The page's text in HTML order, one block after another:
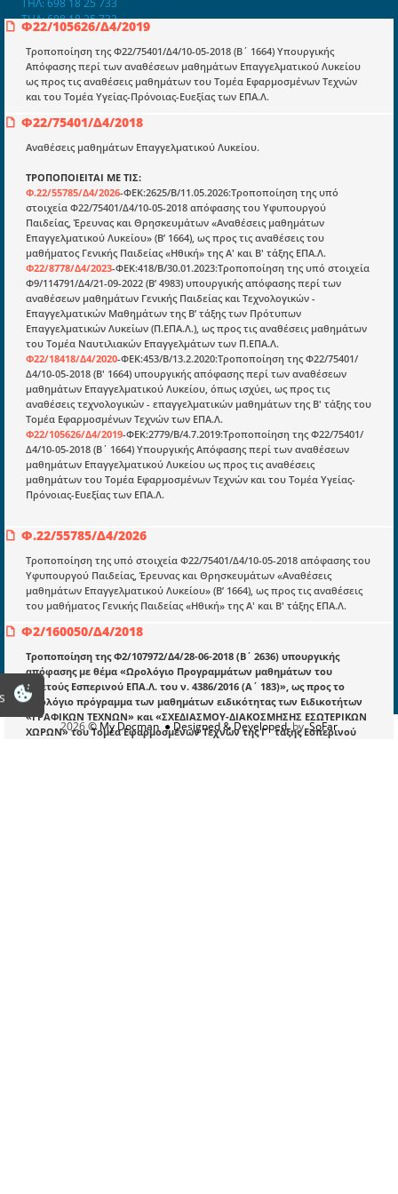
Φ22/105626/Δ4/2019
Τροποποίηση της Φ22/75401/Δ4/10-05-2018 (Β΄ 1664) Υπουργικής
Απόφασης περί των αναθέσεων μαθημάτων Επαγγελματικού Λυκείου
ως προς τις αναθέσεις μαθημάτων του Τομέα Εφαρμοσμένων Τεχνών
και του Τομέα Υγείας-Πρόνοιας-Ευεξίας των ΕΠΑ.Λ.
Φ22/75401/Δ4/2018
Αναθέσεις μαθημάτων Επαγγελματικού Λυκείου.
ΤΡΟΠΟΠΟΙΕΙΤΑΙ ΜΕ ΤΙΣ:
Φ.22/55785/Δ4/2026-ΦΕΚ:2625/Β/11.05.2026:Τροποποίηση της υπό
στοιχεία Φ22/75401/Δ4/10-05-2018 απόφασης του Υφυπουργού
Παιδείας, Έρευνας και Θρησκευμάτων «Αναθέσεις μαθημάτων
Επαγγελματικού Λυκείου» (Β’ 1664), ως προς τις αναθέσεις του
μαθήματος Γενικής Παιδείας «Ηθική» της Α' και Β' τάξης ΕΠΑ.Λ.
Φ22/8778/Δ4/2023-ΦΕΚ:418/Β/30.01.2023:Τροποποίηση της υπό στοιχεία
Φ9/114791/Δ4/21-09-2022 (Β’ 4983) υπουργικής απόφασης περί των
αναθέσεων μαθημάτων Γενικής Παιδείας και Τεχνολογικών -
Επαγγελματικών Μαθημάτων της Β’ τάξης των Πρότυπων
Επαγγελματικών Λυκείων (Π.ΕΠΑ.Λ.), ως προς τις αναθέσεις μαθημάτων
του Τομέα Ναυτιλιακών Επαγγελμάτων των Π.ΕΠΑ.Λ.
Φ22/18418/Δ4/2020-ΦΕΚ:453/Β/13.2.2020:Τροποποίηση της Φ22/75401/
Δ4/10-05-2018 (Β' 1664) υπουργικής απόφασης περί των αναθέσεων
μαθημάτων Επαγγελματικού Λυκείου, όπως ισχύει, ως προς τις
αναθέσεις τεχνολογικών - επαγγελματικών μαθημάτων της Β' τάξης του
Τομέα Εφαρμοσμένων Τεχνών των ΕΠΑ.Λ.
Φ22/105626/Δ4/2019-ΦΕΚ:2779/Β/4.7.2019:Τροποποίηση της Φ22/75401/
Δ4/10-05-2018 (Β΄ 1664) Υπουργικής Απόφασης περί των αναθέσεων
μαθημάτων Επαγγελματικού Λυκείου ως προς τις αναθέσεις
μαθημάτων του Τομέα Εφαρμοσμένων Τεχνών και του Τομέα Υγείας-
Πρόνοιας-Ευεξίας των ΕΠΑ.Λ.
Φ.22/55785/Δ4/2026
Τροποποίηση της υπό στοιχεία Φ22/75401/Δ4/10-05-2018 απόφασης του
Υφυπουργού Παιδείας, Έρευνας και Θρησκευμάτων «Αναθέσεις
μαθημάτων Επαγγελματικού Λυκείου» (Β’ 1664), ως προς τις αναθέσεις
του μαθήματος Γενικής Παιδείας «Ηθική» της Α' και Β' τάξης ΕΠΑ.Λ.
Φ2/160050/Δ4/2018
Τροποποίηση της Φ2/107972/Δ4/28-06-2018 (Β΄ 2636) υπουργικής
απόφασης με θέμα «Ωρολόγιο Προγραμμάτων μαθημάτων του
τριετούς Εσπερινού ΕΠΑ.Λ. του ν. 4386/2016 (Α΄ 183)», ως προς το
ωρολόγιο πρόγραμμα των μαθημάτων ειδικότητας των Ειδικοτήτων
«ΓΡΑΦΙΚΩΝ ΤΕΧΝΩΝ» και «ΣΧΕΔΙΑΣΜΟΥ-ΔΙΑΚΟΣΜΗΣΗΣ ΕΣΩΤΕΡΙΚΩΝ
ΧΩΡΩΝ» του Τομέα Εφαρμοσμένων Τεχνών της Γ΄ τάξης Εσπερινού
ΤΗΛ: 698 18 25 733
ΤΗΛ: 698 18 25 732
mydocmangr@gmail.com
Docman.gr
Ποιοί είμαστε;
Μια πολυετής εθελοντική προσπάθεια που
μετατράπηκε σε επιχειρηματική οντότητα και φιλοδοξεί να συμβάλλει
Ενότητες
Επικαιρότητα
E-book
Οδηγοί εκκαθάρισης
Νόμοι και προεδρικά διατάγματα
Υπουργικές αποφάσεις
Νομολογία και Γνωμοδοτήσεις ΝΣΚ
Πληροφορίες
Εγγραφή
Οδηγίες Εγγραφής
Βοηθός Αναζήτησης
Οροι χρησης ιστοτοπου
2026© My Docman ● Designed & DevelopedbySoFar